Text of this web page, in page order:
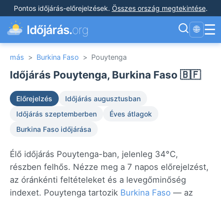
Pontos időjárás-előrejelzések. Összes ország megtekintése.
Időjárás.org 🌐 ☰
más > Burkina Faso > Pouytenga
Időjárás Pouytenga, Burkina Faso 🇧🇫
Előrejelzés
Időjárás augusztusban
Időjárás szeptemberben
Éves átlagok
Burkina Faso időjárása
Élő időjárás Pouytenga-ban, jelenleg 34°C,
részben felhős. Nézze meg a 7 napos előrejelzést,
az óránkénti feltételeket és a levegőminőség
indexet. Pouytenga tartozik Burkina Faso — az